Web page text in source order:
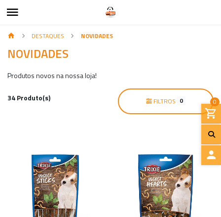
0
DESTAQUES NOVIDADES
NOVIDADES
Produtos novos na nossa loja!
34 Produto(s) FILTROS 0